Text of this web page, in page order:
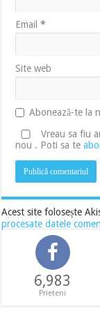
Email*
Site web
Abonează-te la
Vreau sa fiu
nou . Poti sa te
Acest site folosește
procesate datele
6,983
Prieteni